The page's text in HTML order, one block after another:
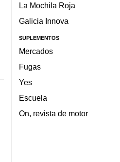
La Mochila Roja
Galicia Innova
SUPLEMENTOS
Mercados
Fugas
Yes
Escuela
On, revista de motor